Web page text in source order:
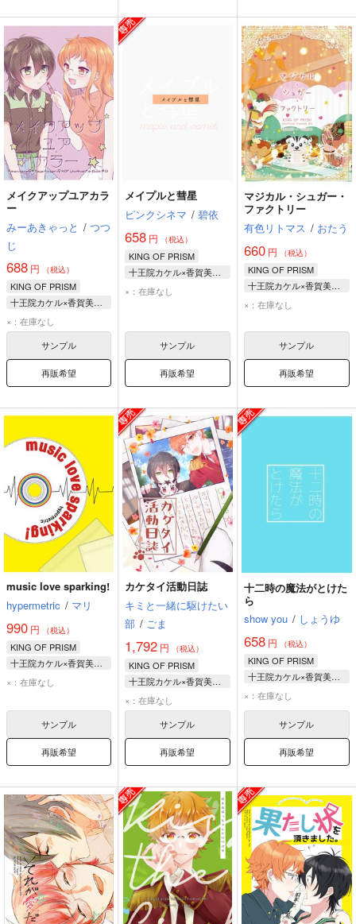
メイクアップユアカラ
ー
みーあきゃっと / つつ
じ
688 円 （税込）
KING OF PRISM
十王院カケル×香賀美タイガ
十王院カケル
香賀美タイガ
×：在庫なし
サンプル
再販希望
メイプルと彗星
ピンクシネマ / 碧依
658 円 （税込）
KING OF PRISM
十王院カケル×香賀美タイガ
十王院カケル
×：在庫なし
サンプル
再販希望
マジカル・シュガー・
ファクトリー
有色リトマス / おたう
660円 （税込）
KING OF PRISM
十王院カケル×香賀美タイガ
十王院カケル
×：在庫なし
サンプル
再販希望
music love sparking!
hypermetric / マリ
990 円 （税込）
KING OF PRISM
十王院カケル×香賀美タイガ
十王院カケル
×：在庫なし
サンプル
再販希望
カケタイ活動日誌
キミと一緒に駆けたい
部 / ごま
1,792 円 （税込）
KING OF PRISM
十王院カケル×香賀美タイガ
十王院カケル
香賀美タイガ
×：在庫なし
サンプル
再販希望
十二時の魔法がとけた
ら
show you / しょうゆ
658円 （税込）
KING OF PRISM
十王院カケル×香賀美タイガ
十王院カケル
香賀美タイガ
×：在庫なし
サンプル
再販希望